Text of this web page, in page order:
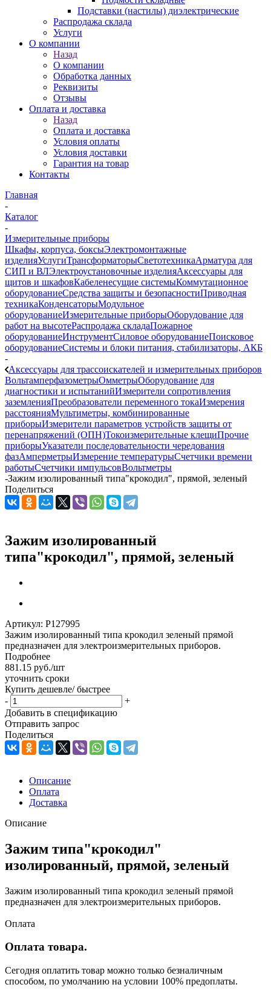
Подставки (настилы) диэлектрические
Распродажа склада
Услуги
О компании
Назад
О компании
Обработка данных
Реквизиты
Отзывы
Оплата и доставка
Назад
Оплата и доставка
Условия оплаты
Условия доставки
Гарантия на товар
Контакты
Главная
-
Каталог
-
Измерительные приборы
Шкафы, корпуса, боксыЭлектромонтажные
изделияУслугиТрансформаторыСветотехникаАрматура для
СИП и ВЛЭлектроустановочные изделияАксессуары для
щитов и шкафовКабеленесущие системыКоммутационное
оборудованиеСредства защиты и безопасностиПриводная
техникаКонденсаторыМодульное
оборудованиеИзмерительные приборыОборудование для
работ на высотеРаспродажа складаПожарное
оборудованиеИнструментСиловое оборудованиеПоисковое
оборудованиеСистемы и блоки питания, стабилизаторы, АКБ
-
Аксессуары для трассоискателей и измерительных приборов
ВольтамперфазометрыОмметрыОборудование для
диагностики и испытанийИзмерители сопротивления
заземленияПреобразователи переменного токаИзмерения
расстоянияМультиметры, комбинированные
приборыИзмерители параметров устройств защиты от
перенапряжений (ОПН)Токоизмерительные клещиПрочие
приборыУказатели последовательности чередования
фазАмперметрыИзмерение температурыСчетчики времени
работыСчетчики импульсовВольтметры
-Зажим изолированный типа"крокодил", прямой, зеленый
Поделиться
Зажим изолированный
типа"крокодил", прямой, зеленый
Артикул: Р127995
Зажим изолированный типа крокодил зеленый прямой
предназначен для электроизмерительных приборов.
Подробнее
881.15 руб./шт
уточнить сроки
Купить дешевле/ быстрее
-
+
Добавить в спецификацию
Отправить запрос
Поделиться
Описание
Оплата
Доставка
Описание
Зажим типа"крокодил"
изолированный, прямой, зеленый
Зажим изолированный типа крокодил зеленый прямой
предназначен для электроизмерительных приборов.
Оплата
Оплата товара.
Сегодня оплатить товар можно только безналичным
способом, по умолчанию на условии 100% предоплаты.